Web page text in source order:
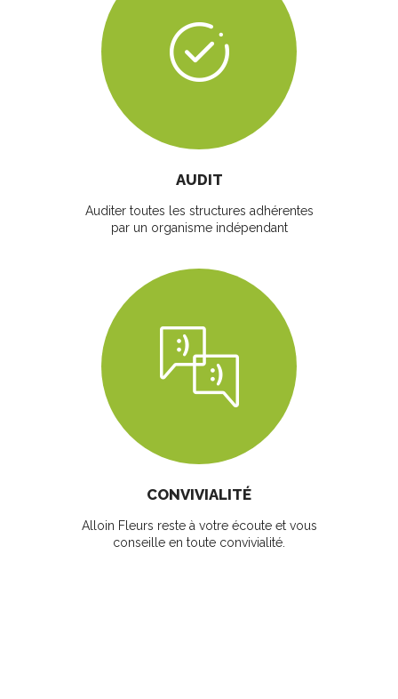
AUDIT
Auditer toutes les structures adhérentes
par un organisme indépendant
CONVIVIALITÉ
Alloin Fleurs reste à votre écoute et vous
conseille en toute convivialité.